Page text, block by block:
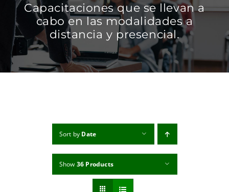
MATRÍCULA Y PAGOS
CONTACTO
Capacitaciones que se llevan a
cabo en las modalidades a
distancia y presencial.
Sort by Date
Show 36 Products